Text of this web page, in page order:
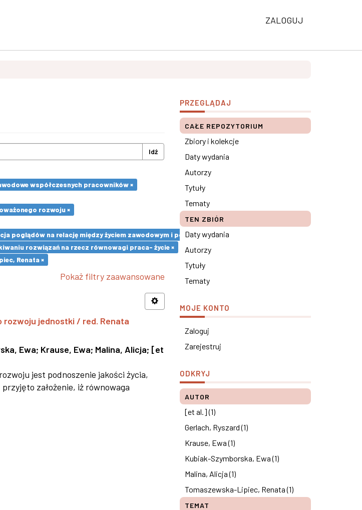
ZALOGUJ
Idź
współczesnych pracowników ×
rozwoju ×
na relację między życiem zawodowym i pozazawodowym ×
rozwiązań na rzecz równowagi praca- życie ×
Renata ×
Pokaż filtry zaawansowane
rozwoju jednostki / red. Renata
Ewa; Krause, Ewa; Malina, Alicja; [et
jest podnoszenie jakości życia,
założenie, iż równowaga
PRZEGLĄDAJ
CAŁE REPOZYTORIUM
Zbiory i kolekcje
Daty wydania
Autorzy
Tytuły
Tematy
TEN ZBIÓR
Daty wydania
Autorzy
Tytuły
Tematy
MOJE KONTO
Zaloguj
Zarejestruj
ODKRYJ
AUTOR
[et al.] (1)
Gerlach, Ryszard (1)
Krause, Ewa (1)
Kubiak-Szymborska, Ewa (1)
Malina, Alicja (1)
Tomaszewska-Lipiec, Renata (1)
TEMAT